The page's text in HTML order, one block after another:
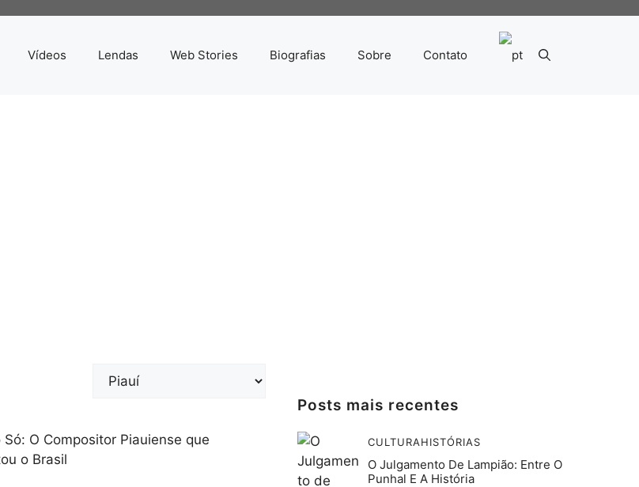
Vídeos Lendas Web Stories Biografias Sobre Contato
Categorias
Posts mais recentes
CULTURAHISTÓRIAS
O Julgamento De Lampião: Entre O
Punhal E A História